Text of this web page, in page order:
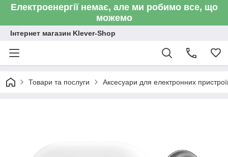
Електроенергії немає, але ми робимо все, що
можемо
Інтернет магазин Klever-Shop
Товари та послуги Аксесуари для електронних